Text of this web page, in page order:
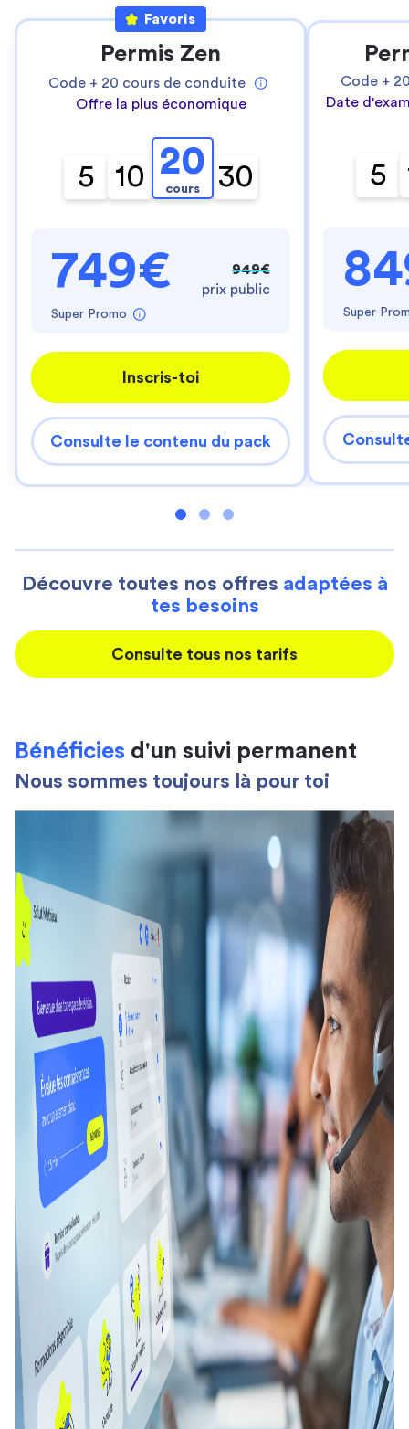
Favoris
Permis Zen
Code + 20 cours de conduite
Offre la plus économique
5 10 20
cours 30
749€
Super Promo
949€
prix public
Inscris-toi
Consulte le contenu du pack
Code +
Date
5
Super
Découvre toutes nos offres adaptées à
tes besoins
Consulte tous nos tarifs
Bénéficies d'un suivi permanent
Nous sommes toujours là pour toi